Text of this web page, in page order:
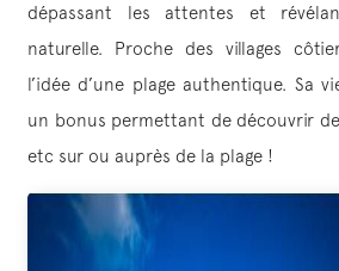
dépassant les attentes et
naturelle. Proche des villages
l’idée d’une plage authentique. Sa
un bonus permettant de découvrir
etc sur ou auprès de la plage !